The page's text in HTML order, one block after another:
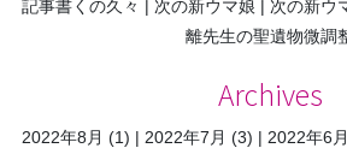
ー
ン
記事書くの久々 次の新ウマ娘 次の新ウ
離先生の聖遺物微調
Archives
2022年8月 (1) 2022年7月 (3) 2022年6月